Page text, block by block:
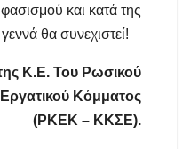
και κατά της
θα συνεχιστεί!
Κ.Ε. Του Ρωσικού
Κόμματος
(ΡΚΕΚ – ΚΚΣΕ).